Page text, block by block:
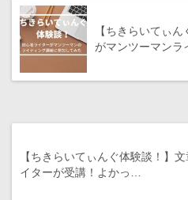
【ちきらいてぃ
がマンツーマンラ
【ちきらいてぃんぐ体験談！】
イターが受講！よかっ…